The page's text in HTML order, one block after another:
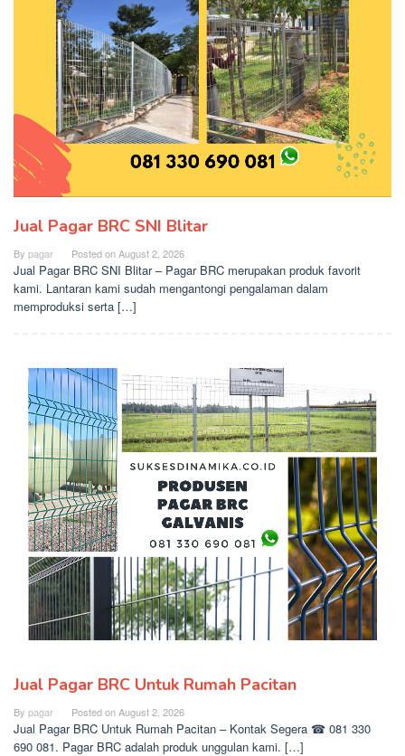
Jual Pagar BRC SNI Blitar
By pagar Posted onAugust 2, 2026
Jual Pagar BRC SNI Blitar – Pagar BRC merupakan produk favorit
kami. Lantaran kami sudah mengantongi pengalaman dalam
memproduksi serta […]
Jual Pagar BRC Untuk Rumah Pacitan
By pagar Posted onAugust 2, 2026
Jual Pagar BRC Untuk Rumah Pacitan – Kontak Segera ☎ 081 330
690 081. Pagar BRC adalah produk unggulan kami. […]